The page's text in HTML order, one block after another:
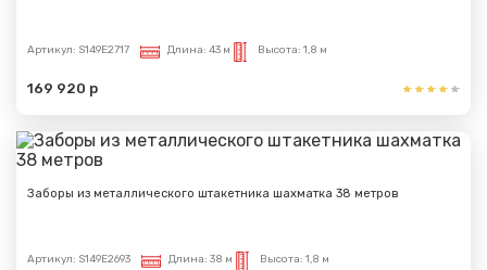
Артикул: S149E2717 Длина: 43 м Высота: 1,8 м
169 920 р
Заборы из металлического штакетника шахматка 38 метров
Артикул: S149E2693 Длина: 38 м Высота: 1,8 м